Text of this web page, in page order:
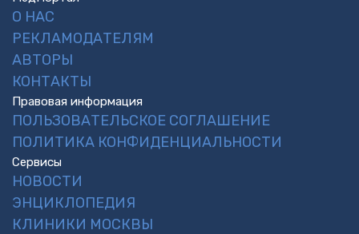
О НАС
РЕКЛАМОДАТЕЛЯМ
АВТОРЫ
КОНТАКТЫ
Правовая информация
ПОЛЬЗОВАТЕЛЬСКОЕ СОГЛАШЕНИЕ
ПОЛИТИКА КОНФИДЕНЦИАЛЬНОСТИ
Сервисы
НОВОСТИ
ЭНЦИКЛОПЕДИЯ
КЛИНИКИ МОСКВЫ